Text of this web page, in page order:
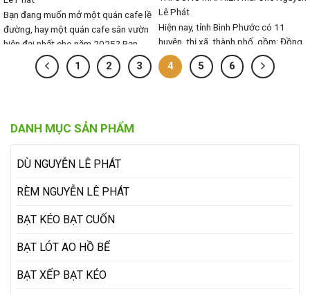
DANH MỤC SẢN PHẨM
DÙ NGUYỄN LÊ PHÁT
RÈM NGUYỄN LÊ PHÁT
BẠT KÉO BẠT CUỐN
BẠT LÓT AO HỒ BỂ
BẠT XẾP BẠT KÉO
Bạn đang muốn mở một quán cafe lề
đường, hay một quán cafe sân vườn
hiện đại nhất cho năm 2025? Bạn
đang băn khoăn lựa chọn thiết kế
phù hợp, đẹp mắt mà vẫn đảm bảo
Lê Phát
Hiện nay, tỉnh Bình Phước có 11
huyện, thị xã, thành phố, gồm: Đồng
Xoài, Phước Long, Bình Long, Chơn
Thành, Đồng Phú, Bù Đăng, Bù Đốp,
1 2 3 4 5 6